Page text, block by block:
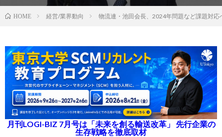
HOME 経営/業界動向 物流連・池田会長、2024年問題など課題対
月刊LOGI-BIZ 7月号は「未来を創る輸送改革」 先行企業の
生存戦略を徹底取材